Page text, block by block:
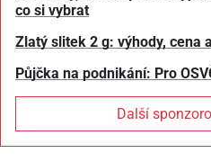
co si vybrat
Zlatý slitek 2 g: výhody, cena
Půjčka na podnikání: Pro
Další